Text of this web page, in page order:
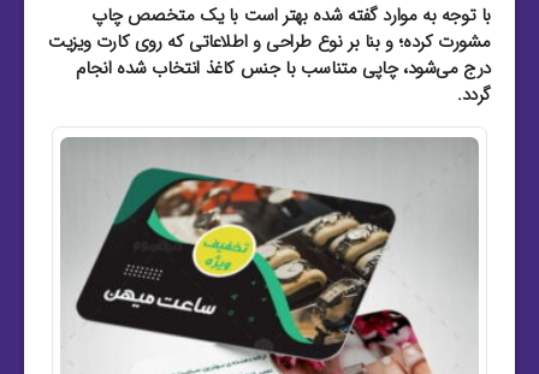
با توجه به موارد گفته شده بهتر است با یک متخصص چاپ
مشورت کرده؛ و بنا بر نوع طراحی و اطلاعاتی که روی کارت ویزیت
درج می‌شود، چاپی متناسب با جنس کاغذ انتخاب شده انجام
گردد.